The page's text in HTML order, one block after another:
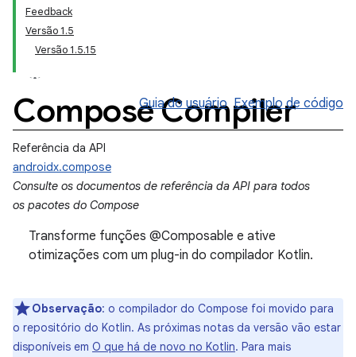
Feedback
Versão 1.5
Versão 1.5.15
Compose Compiler
Guia do usuário Exemplo de código
Referência da API
androidx.compose
Consulte os documentos de referência da API para todos
os pacotes do Compose
Transforme funções @Composable e ative
otimizações com um plug-in do compilador Kotlin.
Observação: o compilador do Compose foi movido para
o repositório do Kotlin. As próximas notas da versão vão estar
disponíveis em O que há de novo no Kotlin. Para mais